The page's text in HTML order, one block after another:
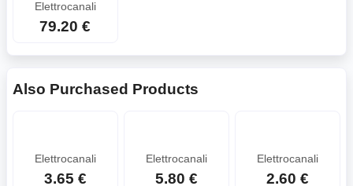
Elettrocanali
79.20 €
Also Purchased Products
Elettrocanali
3.65 €
Elettrocanali
5.80 €
Elettrocanali
2.60 €